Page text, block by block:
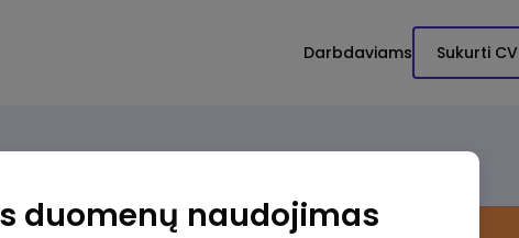
Darbdaviams Sukurti CV
duomenų naudojimas